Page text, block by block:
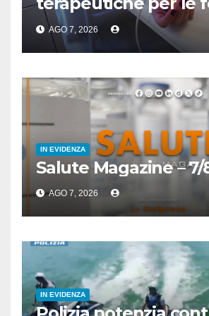
acute
AGO 7, 2026
IN EVIDENZA
Salute Magazine – 7/
AGO 7, 2026
IN EVIDENZA